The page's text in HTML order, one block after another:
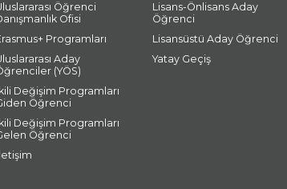
Öğrenci
Ofisi
Programları
Aday
(YÖS)
Değişim Programları
Öğrenci
Değişim Programları
Öğrenci
Lisans-Önlisans Aday
Öğrenci
Lisansüstü Aday Öğrenci
Yatay Geçiş